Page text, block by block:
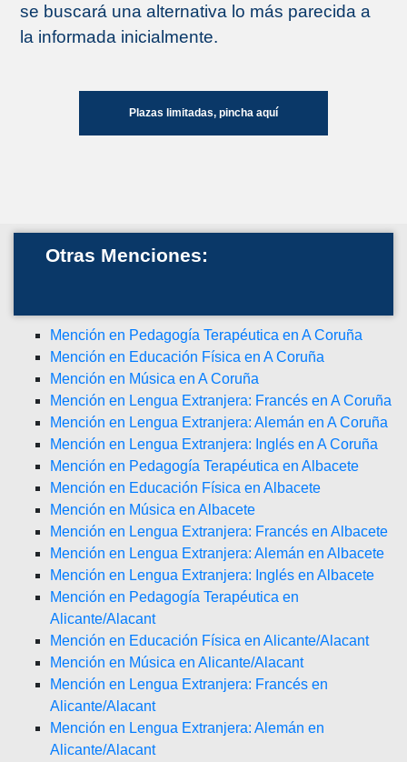
se buscará una alternativa lo más parecida a
la informada inicialmente.
Plazas limitadas, pincha aquí
Otras Menciones:
Mención en Pedagogía Terapéutica en A Coruña
Mención en Educación Física en A Coruña
Mención en Música en A Coruña
Mención en Lengua Extranjera: Francés en A Coruña
Mención en Lengua Extranjera: Alemán en A Coruña
Mención en Lengua Extranjera: Inglés en A Coruña
Mención en Pedagogía Terapéutica en Albacete
Mención en Educación Física en Albacete
Mención en Música en Albacete
Mención en Lengua Extranjera: Francés en Albacete
Mención en Lengua Extranjera: Alemán en Albacete
Mención en Lengua Extranjera: Inglés en Albacete
Mención en Pedagogía Terapéutica en
Alicante/Alacant
Mención en Educación Física en Alicante/Alacant
Mención en Música en Alicante/Alacant
Mención en Lengua Extranjera: Francés en
Alicante/Alacant
Mención en Lengua Extranjera: Alemán en
Alicante/Alacant